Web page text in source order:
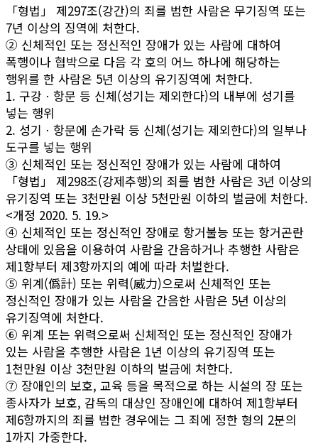
「형법」 제297조(강간)의 죄를 범한 사람은 무기징역 또는
7년 이상의 징역에 처한다.
② 신체적인 또는 정신적인 장애가 있는 사람에 대하여
폭행이나 협박으로 다음 각 호의 어느 하나에 해당하는
행위를 한 사람은 5년 이상의 유기징역에 처한다.
1. 구강ㆍ항문 등 신체(성기는 제외한다)의 내부에 성기를
넣는 행위
2. 성기ㆍ항문에 손가락 등 신체(성기는 제외한다)의 일부나
도구를 넣는 행위
③ 신체적인 또는 정신적인 장애가 있는 사람에 대하여
「형법」 제298조(강제추행)의 죄를 범한 사람은 3년 이상의
유기징역 또는 3천만원 이상 5천만원 이하의 벌금에 처한다.
<개정 2020. 5. 19.>
④ 신체적인 또는 정신적인 장애로 항거불능 또는 항거곤란
상태에 있음을 이용하여 사람을 간음하거나 추행한 사람은
제1항부터 제3항까지의 예에 따라 처벌한다.
⑤ 위계(僞計) 또는 위력(威力)으로써 신체적인 또는
정신적인 장애가 있는 사람을 간음한 사람은 5년 이상의
유기징역에 처한다.
⑥ 위계 또는 위력으로써 신체적인 또는 정신적인 장애가
있는 사람을 추행한 사람은 1년 이상의 유기징역 또는
1천만원 이상 3천만원 이하의 벌금에 처한다.
⑦ 장애인의 보호, 교육 등을 목적으로 하는 시설의 장 또는
종사자가 보호, 감독의 대상인 장애인에 대하여 제1항부터
제6항까지의 죄를 범한 경우에는 그 죄에 정한 형의 2분의
1까지 가중한다.